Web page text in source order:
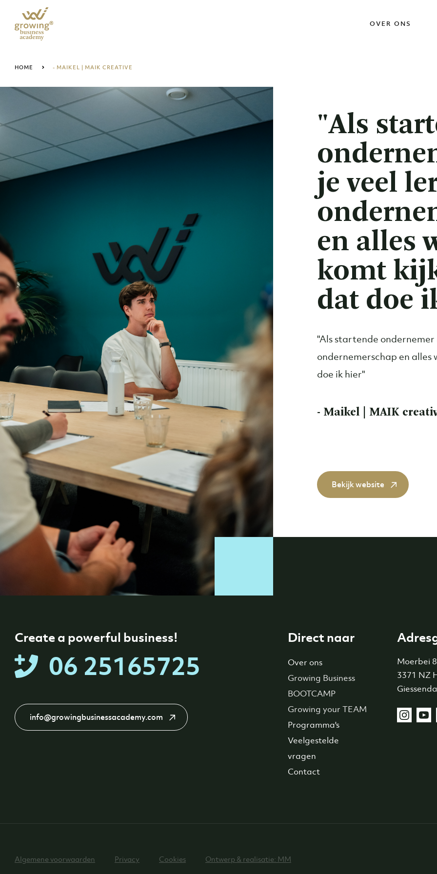
OVER ONS
HOME - MAIKEL | MAIK CREATIVE
"Als
je veel
en alles
komt
dat doe
"Als startende
ondernemerschap en
doe ik hier"
- Maikel | MAIK
Bekijk website
Create a powerful business!
06 25165725
info@growingbusinessacademy.com
Direct naar
Over ons
Growing Business
BOOTCAMP
Growing your TEAM
Programma's
Veelgestelde
vragen
Contact
Moerbei
3371 NZ
Algemene voorwaarden Privacy Cookies Ontwerp & realisatie: MM